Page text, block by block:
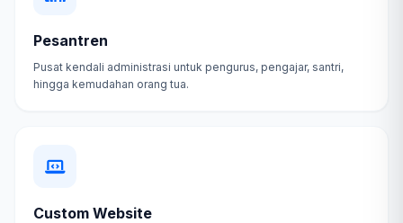
Pesantren
Pusat kendali administrasi untuk pengurus, pengajar, santri,
hingga kemudahan orang tua.
Custom Website